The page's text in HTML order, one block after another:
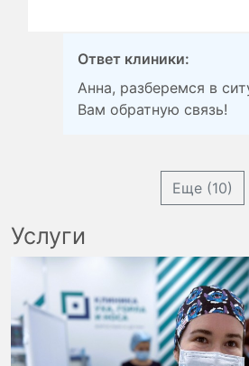
Ответ клиники:
Анна, разберемся в
Вам обратную связь!
Еще (10)
Услуги